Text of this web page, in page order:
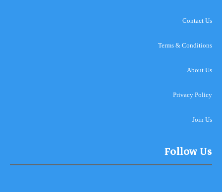
Contact Us
Terms & Conditions
About Us
Privacy Policy
Join Us
Follow Us